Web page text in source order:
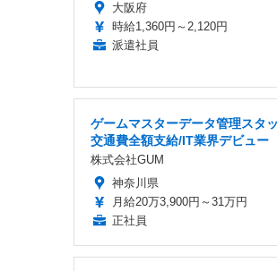
大阪府
時給1,360円～2,120円
派遣社員
ゲームマスターデータ管理スタ
交通費全額支給/IT業界デビュー
株式会社GUM
神奈川県
月給20万3,900円～31万円
正社員